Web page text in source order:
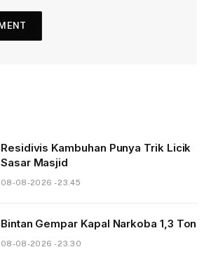
Residivis Kambuhan Punya Trik Licik
Sasar Masjid
08-08-2026 - 23.45
Bintan Gempar Kapal Narkoba 1,3 Ton
08-08-2026 - 23.30